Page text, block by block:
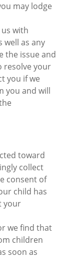
may lodge
with
well as any
the issue and
resolve your
you if we
you and will
toward
collect
consent of
child has
your
we find that
children
soon as